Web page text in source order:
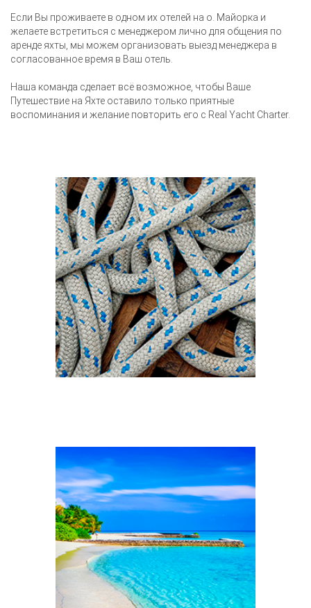
Если Вы проживаете в одном их отелей на о. Майорка и
желаете встретиться с менеджером лично для общения по
аренде яхты, мы можем организовать выезд менеджера в
согласованное время в Ваш отель.
Наша команда сделает всё возможное, чтобы Ваше
Путешествие на Яхте оставило только приятные
воспоминания и желание повторить его с Real Yacht Charter.